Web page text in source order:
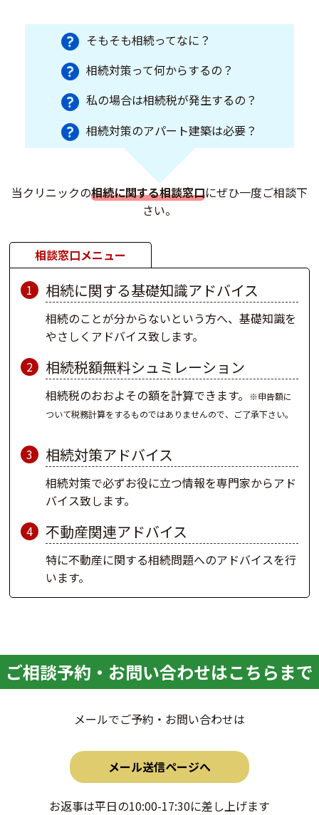
そもそも相続ってなに？
相続対策って何からするの？
私の場合は相続税が発生するの？
相続対策のアパート建築は必要？
当クリニックの相続に関する相談窓口にぜひ一度ご相談下
さい。
相談窓口メニュー
1 相続に関する基礎知識アドバイス
相続のことが分からないという方へ、基礎知識を
やさしくアドバイス致します。
2
相続税額無料シュミレーション
相続税のおおよその額を計算できます。
※申告額に
ついて税務計算をするものではありませんので、ご了承下さい。
3 相続対策アドバイス
相続対策で必ずお役に立つ情報を専門家からアド
バイス致します。
4
不動産関連アドバイス
特に不動産に関する相続問題へのアドバイスを行
います。
ご相談予約・お問い合わせはこちらまで
メールでご予約・お問い合わせは
メール送信ページへ
お返事は平日の10:00-17:30に差し上げます